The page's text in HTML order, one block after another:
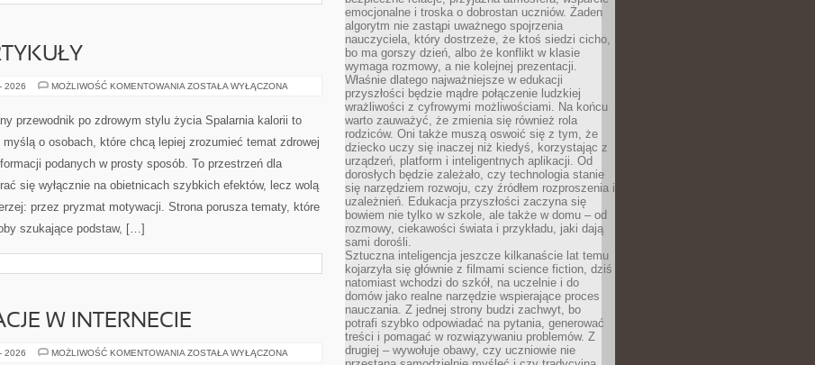
2026 MOŻLIWOŚĆ KOMENTOWANIA CZYTELNICZE
ZOSTAŁA WYŁĄCZONA
przewodnik po zdrowym stylu życia Spalarnia kalorii to
o osobach, które chcą lepiej zrozumieć temat zdrowej
podanych w prosty sposób. To przestrzeń dla
się wyłącznie na obietnicach szybkich efektów, lecz wolą
przez pryzmat motywacji. Strona porusza tematy, które
szukające podstaw, […]
W INTERNECIE
2026 MOŻLIWOŚĆ KOMENTOWANIA PRAWO
ZOSTAŁA WYŁĄCZONA
emocjonalne i troska o dobrostan uczniów. Żaden
algorytm nie zastąpi uważnego spojrzenia
nauczyciela, który dostrzeże, że ktoś siedzi cicho,
bo ma gorszy dzień, albo że konflikt w klasie
wymaga rozmowy, a nie kolejnej prezentacji.
Właśnie dlatego najważniejsze w edukacji
przyszłości będzie mądre połączenie ludzkiej
wrażliwości z cyfrowymi możliwościami. Na końcu
warto zauważyć, że zmienia się również rola
rodziców. Oni także muszą oswoić się z tym, że
dziecko uczy się inaczej niż kiedyś, korzystając z
urządzeń, platform i inteligentnych aplikacji. Od
dorosłych będzie zależało, czy technologia stanie
się narzędziem rozwoju, czy źródłem rozproszenia i
uzależnień. Edukacja przyszłości zaczyna się
bowiem nie tylko w szkole, ale także w domu – od
rozmowy, ciekawości świata i przykładu, jaki dają
sami dorośli.
Sztuczna inteligencja jeszcze kilkanaście lat temu
kojarzyła się głównie z filmami science fiction, dziś
natomiast wchodzi do szkół, na uczelnie i do
domów jako realne narzędzie wspierające proces
nauczania. Z jednej strony budzi zachwyt, bo
potrafi szybko odpowiadać na pytania, generować
treści i pomagać w rozwiązywaniu problemów. Z
drugiej – wywołuje obawy, czy uczniowie nie